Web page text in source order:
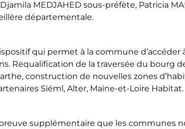
MEDJAHED sous-préfète, Patricia
départementale.
qui permet à la commune d’accéder
Requalification de la traversée du bourg
construction de nouvelles zones
Siéml, Alter, Maine-et-Loire Habitat.
supplémentaire que les communes